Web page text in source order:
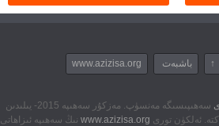
↑ باشبەت www.azizisa.org
سەھىپىسىگە مەنسۈپ. مەزكۇر سەھىپە 2015- يىلىدىن
ئەلكۈن تورى www.azizisa.org نىڭ سەھىپە ئىزاھاتى